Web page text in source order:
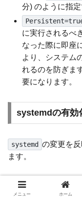
分) のように指定
に実行されるべ
なった際に即座
より、システム
れるのを防ぎま
要になります。
systemdの有効
systemd の変更を
ます。
# systemdの設定ファ
メニュー ホーム